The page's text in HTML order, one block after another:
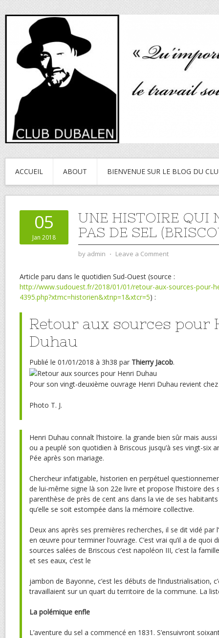
ACCUEIL ABOUT BIENVENUE SUR LE BLOG DU
05
Jan 2018
UNE HISTOIRE QUI
PAS DE SEL
by admin ⋅ Leave a Comment
Article paru dans le quotidien Sud-Ouest (source :
http://www.sudouest.fr/2018/01/01/retour-aux-sources-pour-
4395.php?xtmc=historien&xtnp=1&xtcr=5) :
Retour aux sources pour
Duhau
Publié le 01/01/2018 à 3h38 par Thierry Jacob.
Pour son vingt-deuxième ouvrage Henri Duhau revient
Photo T. J.
Henri Duhau connaît l’histoire. la grande bien sûr mais
ou a peuplé son quotidien à Briscous jusqu’à ses vingt-six
Pée après son mariage.
Chercheur infatigable, historien en perpétuel
de lui-même signe là son 22e livre et propose l’histoire des
parenthèse de près de cent ans dans la vie de ses
qu’elle se soit estompée dans la mémoire collective.
Deux ans après ses premières recherches, il se dit vidé par
en œuvre pour terminer l’ouvrage. C’est vrai qu’il a de quoi
sources salées de Briscous c’est napoléon III, c’est la
et ses eaux, c’est le
jambon de Bayonne, c’est les débuts de l’industrialisation,
travaillaient sur un quart du territoire de la commune. La
La polémique enfle
L’aventure du sel a commencé en 1831. S’ensuivront